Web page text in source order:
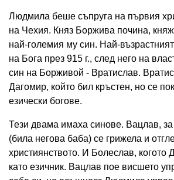
Людмила беше съпруга на първия
на Чехия. Княз Боржива почина,
най-големия му син. Най-
на Бога през 915 г., след него на
син на Борживой - Вратислав.
Дагомир, който бил кръстен, но се
езически богове.
Тези двама имаха синове. Вацлав,
(била негова баба) се грижела и
християнството. И Болеслав, когото
като езичник. Вацлав пое висшето